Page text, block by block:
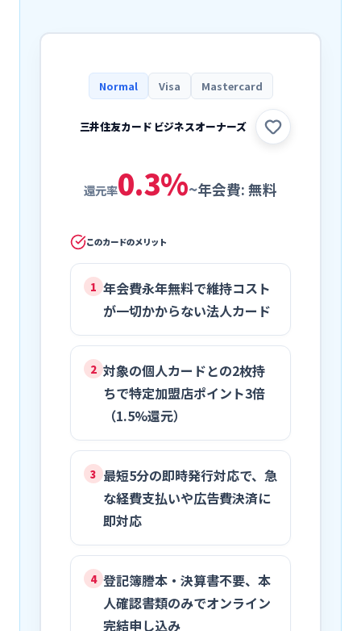
Normal Visa Mastercard
三井住友カード ビジネスオーナーズ
還元率0.3%~年会費: 無料
このカードのメリット
1 年会費永年無料で維持コスト
が一切かからない法人カード
2 対象の個人カードとの2枚持
ちで特定加盟店ポイント3倍
（1.5%還元）
3 最短5分の即時発行対応で、急
な経費支払いや広告費決済に
即対応
4 登記簿謄本・決算書不要、本
人確認書類のみでオンライン
完結申し込み